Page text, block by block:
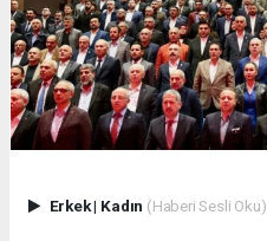
Erkek| Kadın (Haberi Sesli Oku)